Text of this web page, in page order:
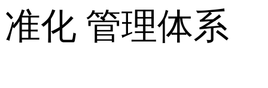
准化 管理体系